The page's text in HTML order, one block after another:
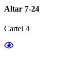
Altar 7-24
Cartel 4